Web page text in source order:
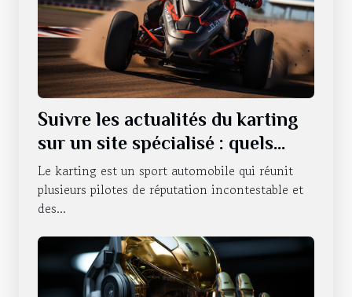
Suivre les actualités du karting
sur un site spécialisé : quels
sont les avantages qui en
découlent ?
Le karting est un sport automobile qui réunit
plusieurs pilotes de réputation incontestable et
des...